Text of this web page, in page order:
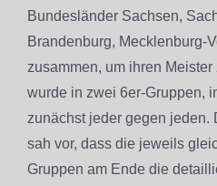
Bundesländer Sachsen,
Brandenburg, Mecklenburg-
zusammen, um ihren
wurde in zwei 6er-Gruppen,
zunächst jeder gegen jeden.
sah vor, dass die jeweils
Gruppen am Ende die